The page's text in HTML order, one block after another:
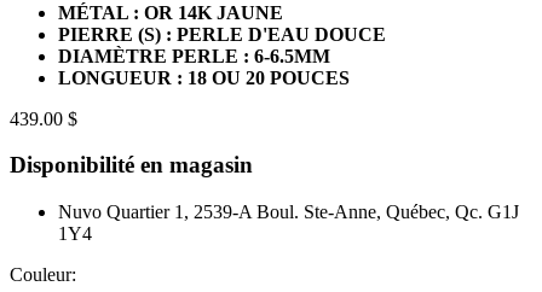
MÉTAL : OR 14K JAUNE
PIERRE (S) : PERLE D'EAU DOUCE
DIAMÈTRE PERLE : 6-6.5MM
LONGUEUR : 18 OU 20 POUCES
439.00 $
Disponibilité en magasin
Nuvo Quartier 1, 2539-A Boul. Ste-Anne, Québec, Qc. G1J
1Y4
Couleur: